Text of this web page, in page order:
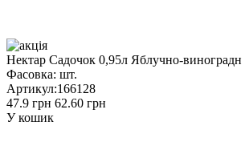
Нектар Садочок 0,95л Яблучно-виноградн
Фасовка: шт.
Артикул:166128
47.9 грн 62.60 грн
У кошик